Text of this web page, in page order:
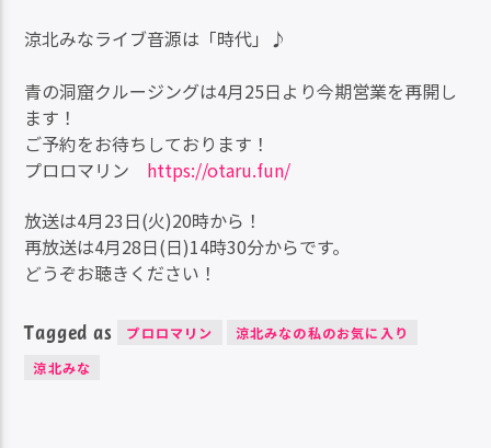
涼北みなライブ音源は「時代」♪
青の洞窟クルージングは4月25日より今期営業を再開し
ます！
ご予約をお待ちしております！
プロロマリン https://otaru.fun/
放送は4月23日(火)20時から！
再放送は4月28日(日)14時30分からです。
どうぞお聴きください！
Tagged as プロロマリン
涼北みなの私のお気に入り
涼北みな